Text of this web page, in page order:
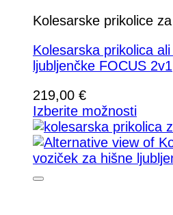
Kolesarske prikolice
Kolesarska prikolica
ljubljenčke FOCUS 2v1
219,00 €
Izberite možnosti
Ta
izdelek
ima
več